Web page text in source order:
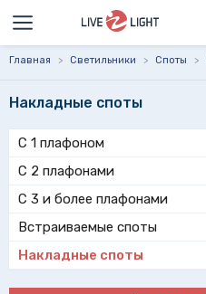
Главная > Светильники > Споты >
Накладные споты
С 1 плафоном
С 2 плафонами
С 3 и более плафонами
Встраиваемые споты
Накладные споты